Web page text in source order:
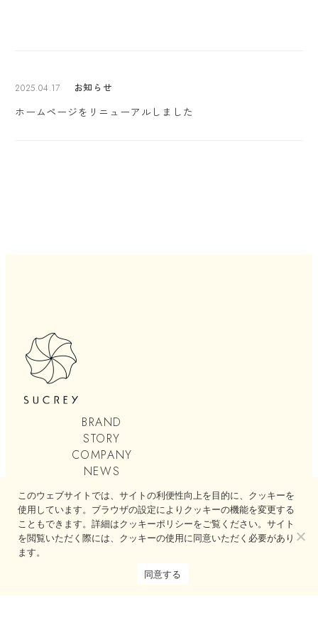
ホームページをリニューアルしました
2025.04.17 お知らせ
BRAND
STORY
COMPANY
NEWS
RECRUIT
CONTACT
SHOP
PRIVACY POLICY
このウェブサイトでは、サイトの利便性向上を目的に、クッキーを
使用しています。ブラウザの設定によりクッキーの機能を変更する
こともできます。詳細はクッキーポリシーをご覧ください。サイト
を閲覧いただく際には、クッキーの使用に同意いただく必要があり
ます。
同意する